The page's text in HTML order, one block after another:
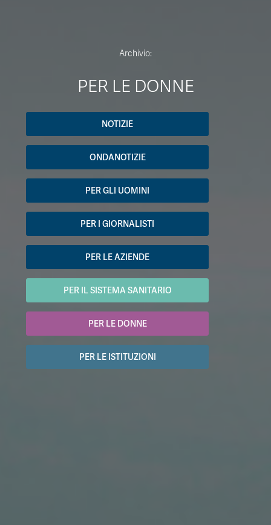
Archivio:
PER LE DONNE
NOTIZIE
ONDANOTIZIE
PER GLI UOMINI
PER I GIORNALISTI
PER LE AZIENDE
PER IL SISTEMA SANITARIO
PER LE DONNE
PER LE ISTITUZIONI